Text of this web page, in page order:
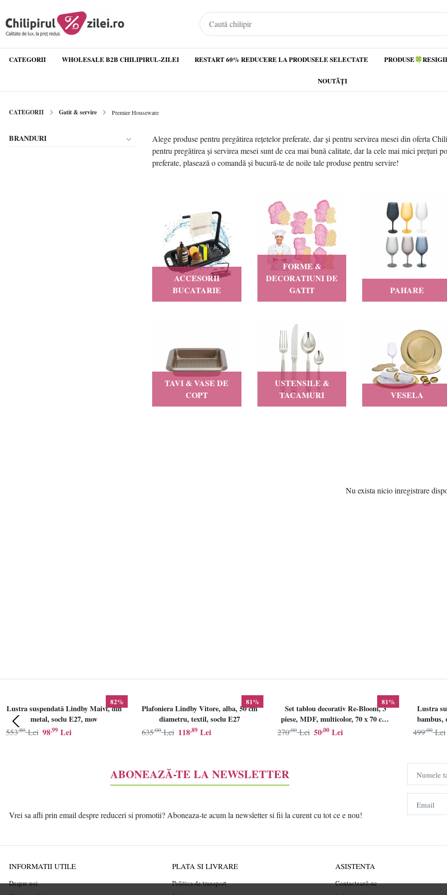
CATEGORII WHOLESALE B2B CHILIPIRUL-ZILEI RESTART 60% REDUCERE LA PRODUSELE SELECTATE
NOUTĂȚI
CATEGORII Gatit & servire Premier Houseware
BRANDURI
Alege produse pentru pregătirea rețetelor preferate, dar și pentru servirea mesei din oferta
pentru pregătirea și servirea mesei sunt de cea mai bună calitate, dar la cele mai mici prețuri
preferate, plasează o comandă și bucură-te de noile tale produse pentru servire!
ACCESORII
BUCATARIE
FORME &
DECORATIUNI DE
GATIT
PAHARE
TAVI & VASE DE
COPT
USTENSILE &
TACAMURI
VESELA
Nu exista nicio inregistrare
82%
Lustra suspendată Lindby Maivi, din
metal, soclu E27, mov
98,99 Lei
553,80 Lei
81%
Plafoniera Lindby Vitore, alba, 50 cm
diametru, textil, soclu E27
118,89 Lei
635,00 Lei
81%
Set tablou decorativ Re-Bloom, 3
piese, MDF, multicolor, 70 x 70 cm,
Resigilat, Grad B
50,00 Lei
270,00 Lei
Lustra
bambus,
499,00 Lei
ABONEAZĂ-TE LA NEWSLETTER
Vrei sa afli prin email despre reduceri si promotii? Aboneaza-te acum la newsletter si fii la curent cu tot ce e nou!
Numele
Email
INFORMATII UTILE
Despre noi
PLATA SI LIVRARE
Politica de transport
ASISTENTA
Contactează-ne